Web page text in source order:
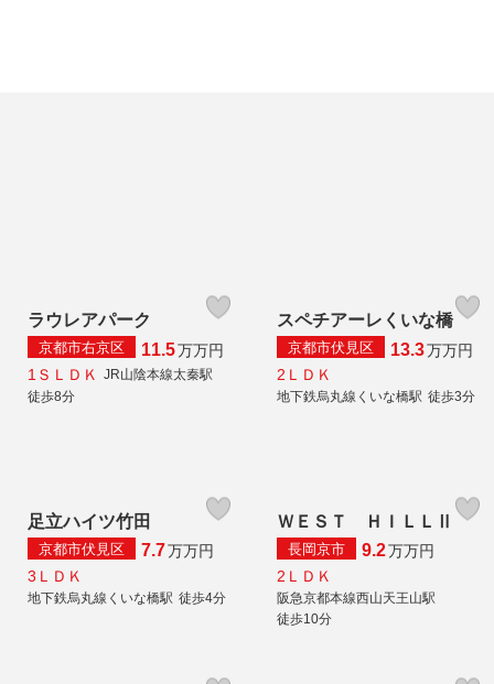
ラウレアパーク
京都市右京区 11.5万万円
1ＳＬＤＫ
JR山陰本線太秦駅
徒歩8分
スペチアーレくいな橋
京都市伏見区 13.3万万円
2ＬＤＫ
地下鉄烏丸線くいな橋駅 徒歩3分
足立ハイツ竹田
京都市伏見区 7.7万万円
3ＬＤＫ
地下鉄烏丸線くいな橋駅 徒歩4分
ＷＥＳＴ ＨＩＬＬⅡ
長岡京市 9.2万万円
2ＬＤＫ
阪急京都本線西山天王山駅
徒歩10分